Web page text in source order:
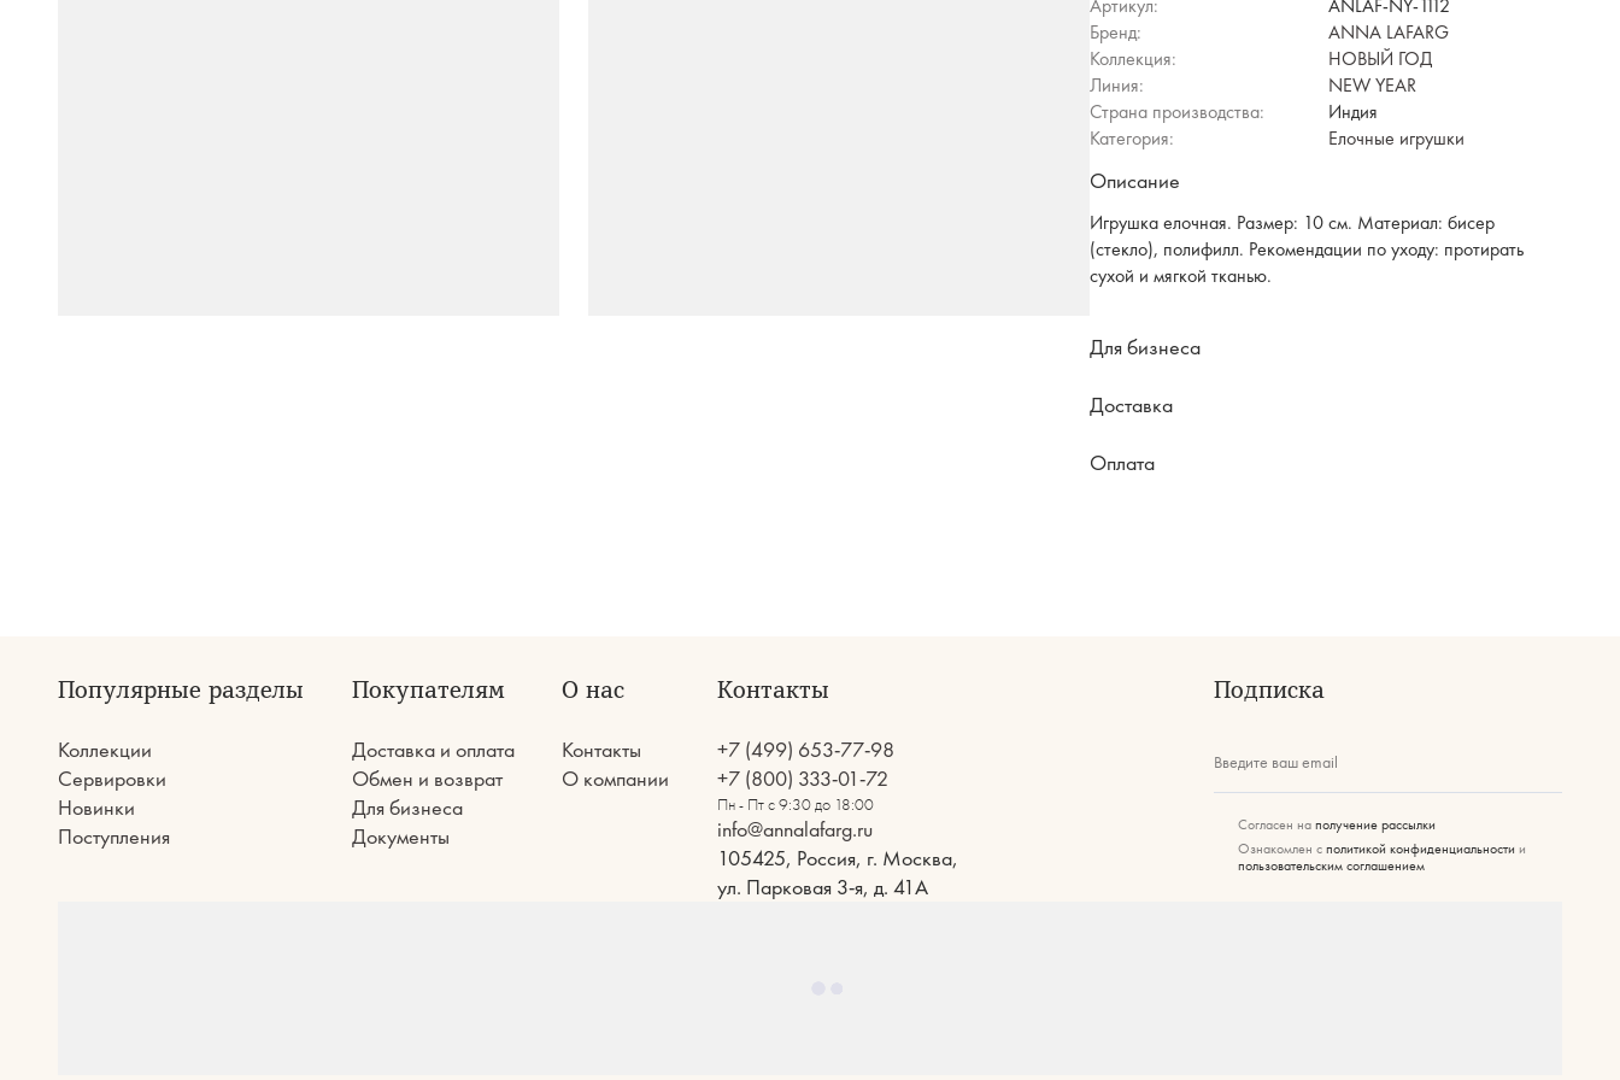
Артикул:
ANLAF-NY-1112
Бренд:
ANNA LAFARG
Коллекция:
НОВЫЙ ГОД
Линия:
NEW YEAR
Страна производства:
Индия
Категория:
Елочные игрушки
Описание
Игрушка елочная. Размер: 10 см. Материал: бисер
(стекло), полифилл. Рекомендации по уходу: протирать
сухой и мягкой тканью.
Для бизнеса
Доставка
Оплата
Популярные разделы
Коллекции
Сервировки
Новинки
Поступления
Покупателям
Доставка и оплата
Обмен и возврат
Для бизнеса
Документы
О нас
Контакты
О компании
Контакты
+7 (499) 653-77-98
+7 (800) 333-01-72
Пн - Пт с 9:30 до 18:00
info@annalafarg.ru
105425, Россия, г. Москва,
ул. Парковая 3-я, д. 41А
Подписка
Введите ваш email
Согласен на получение рассылки
Ознакомлен с политикой конфиденциальности и
пользовательским соглашением